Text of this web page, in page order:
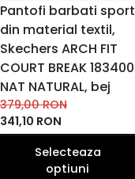
Pantofi barbati sport
din material textil,
Skechers ARCH FIT
COURT BREAK 183400
NAT NATURAL, bej
379,00RON
341,10 RON
Selecteaza
optiuni